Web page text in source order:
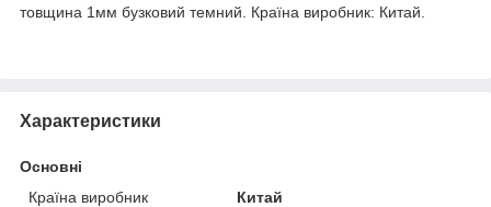
товщина 1мм бузковий темний. Країна виробник: Китай.
Характеристики
Основні
Країна виробник
Китай